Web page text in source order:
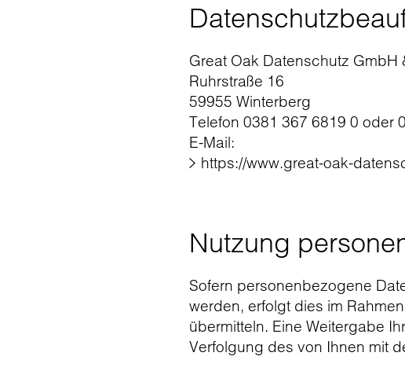
Great Oak Datenschutz GmbH
Ruhrstraße 16
59955 Winterberg
Telefon 0381 367 6819 0 oder
E-Mail:
https://www.great-oak-
Nutzung
Sofern personenbezogene
werden, erfolgt dies im
übermitteln. Eine Weitergabe
Verfolgung des von Ihnen mit